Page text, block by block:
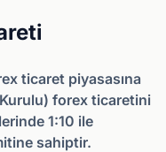
ticaret piyasasına
Kurulu) forex ticaretini
1:10 ile
sahiptir.